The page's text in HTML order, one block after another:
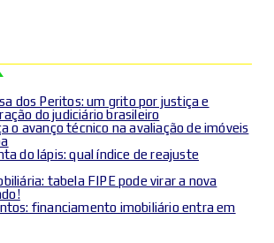
dos Peritos: um grito por justiça e
do judiciário brasileiro
o avanço técnico na avaliação de imóveis
do lápis: qual índice de reajuste
tabela FIPE pode virar a nova
financiamento imobiliário entra em